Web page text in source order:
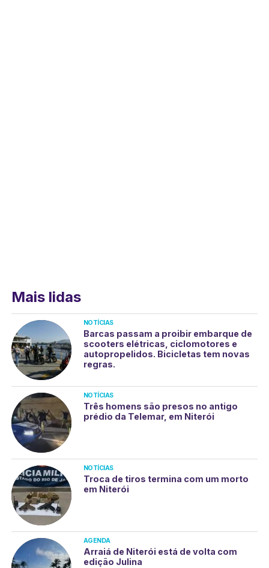
Mais lidas
NOTÍCIAS
Barcas passam a proibir embarque de
scooters elétricas, ciclomotores e
autopropelidos. Bicicletas tem novas
regras.
NOTÍCIAS
Três homens são presos no antigo
prédio da Telemar, em Niterói
NOTÍCIAS
Troca de tiros termina com um morto
em Niterói
AGENDA
Arraiá de Niterói está de volta com
edição Julina